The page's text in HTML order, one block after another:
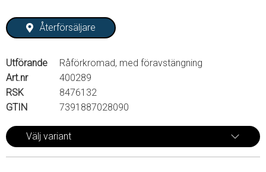
Återförsäljare
Utförande
Råförkromad, med föravstängning
Art.nr
400289
RSK
8476132
GTIN
7391887028090
Välj variant